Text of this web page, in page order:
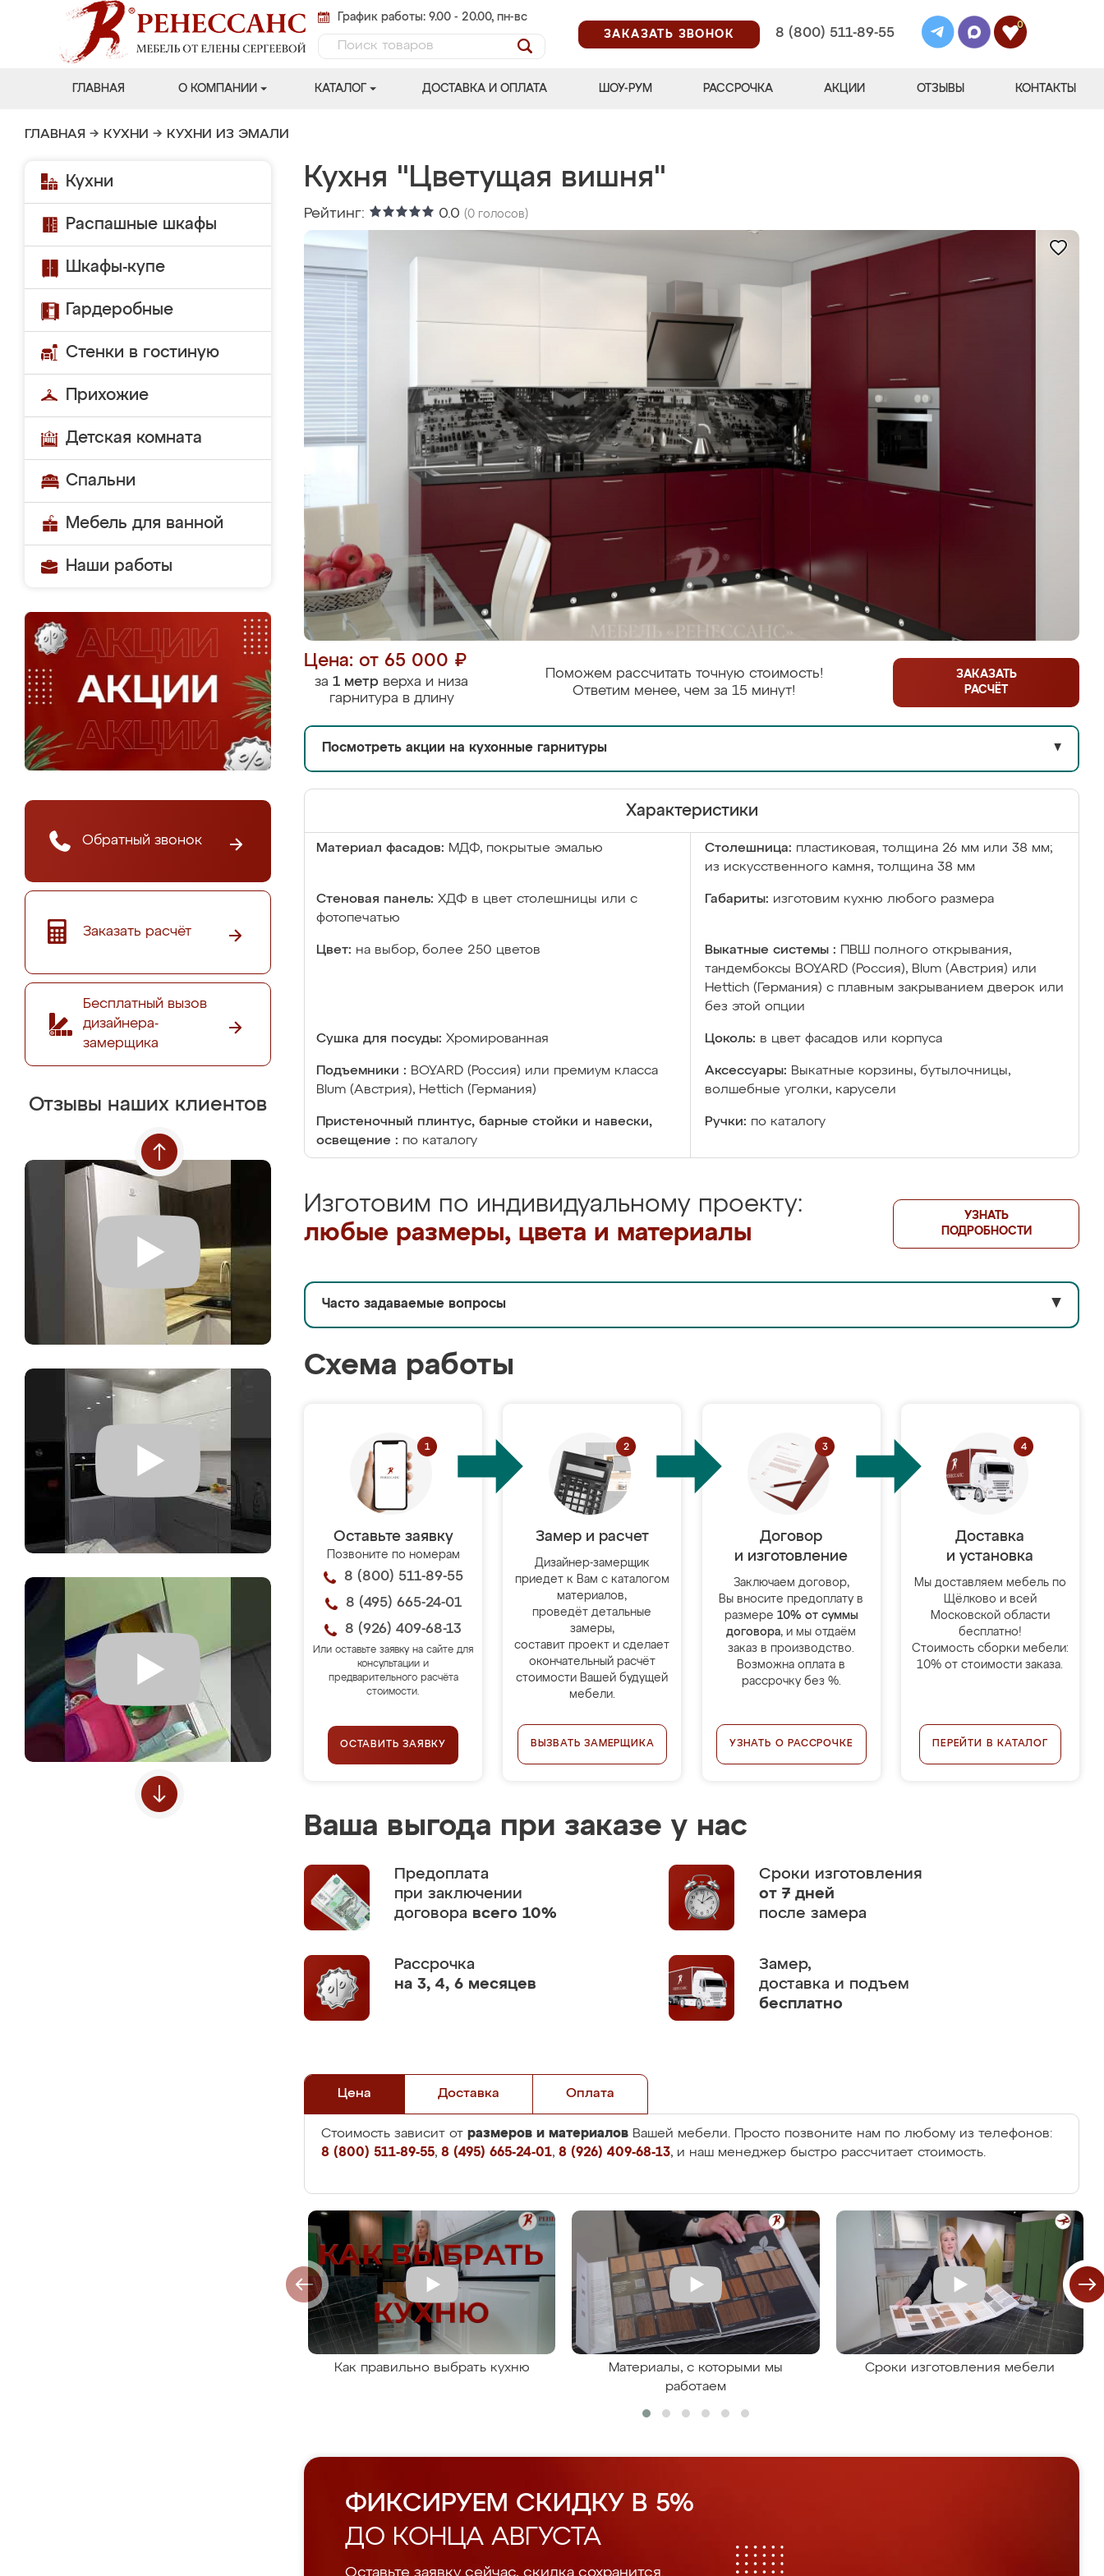
График работы: 9.00 - 20.00, пн-вс
ЗАКАЗАТЬ ЗВОНОК
8 (800) 511-89-55
0
ГЛАВНАЯ О КОМПАНИИ КАТАЛОГ ДОСТАВКА И ОПЛАТА ШОУ-РУМ РАССРОЧКА АКЦИИ ОТЗЫВЫ КОНТАКТЫ
ГЛАВНАЯ → КУХНИ → КУХНИ ИЗ ЭМАЛИ
Кухни
Распашные шкафы
Шкафы-купе
Гардеробные
Стенки в гостиную
Прихожие
Детская комната
Спальни
Мебель для ванной
Наши работы
Обратный звонок
Заказать расчёт
Бесплатный вызов
дизайнера-
замерщика
Отзывы наших клиентов
Кухня "Цветущая вишня"
Рейтинг: 0.0 (0 голосов)
Цена: от 65 000 ₽
за 1 метр верха и низа
гарнитура в длину
Поможем рассчитать точную стоимость!
Ответим менее, чем за 15 минут!
ЗАКАЗАТЬ
РАСЧЁТ
Посмотреть акции на кухонные гарнитуры ▼
Характеристики
Материал фасадов: МДФ, покрытые эмалью Столешница: пластиковая, толщина 26 мм или 38 мм;
из искусственного камня, толщина 38 мм
Стеновая панель: ХДФ в цвет столешницы или с
фотопечатью
Габариты: изготовим кухню любого размера
Цвет: на выбор, более 250 цветов Выкатные системы :
ПВШ полного открывания,
тандембоксы BOYARD (Россия), Blum (Австрия) или
Hettich (Германия) с плавным закрыванием дверок или
без этой опции
Сушка для посуды: Хромированная Цоколь: в цвет фасадов или корпуса
Подъемники : BOYARD (Россия) или премиум класса
Blum (Австрия), Hettich (Германия)
Аксессуары: Выкатные корзины, бутылочницы,
волшебные уголки, карусели
Пристеночный плинтус, барные стойки и навески,
освещение : по каталогу
Ручки: по каталогу
Изготовим по индивидуальному проекту:
любые размеры, цвета и материалы
УЗНАТЬ
ПОДРОБНОСТИ
Часто задаваемые вопросы ▼
Схема работы
Оставьте заявку
Позвоните по номерам
8 (800) 511-89-55
8 (495) 665-24-01
8 (926) 409-68-13
Или оставьте заявку на сайте для
консультации и
предварительного расчёта
стоимости.
ОСТАВИТЬ ЗАЯВКУ
Замер и расчет
Дизайнер-замерщик
приедет к Вам с каталогом
материалов,
проведёт детальные
замеры,
составит проект и сделает
окончательный расчёт
стоимости Вашей будущей
мебели.
ВЫЗВАТЬ ЗАМЕРЩИКА
Договор
и изготовление
Заключаем договор,
Вы вносите предоплату в
размере 10% от суммы
договора, и мы отдаём
заказ в производство.
Возможна оплата в
рассрочку без %.
УЗНАТЬ О РАССРОЧКЕ
Доставка
и установка
Мы доставляем мебель по
Щёлково и всей
Московской области
бесплатно!
Стоимость сборки мебели:
10% от стоимости заказа.
ПЕРЕЙТИ В КАТАЛОГ
Ваша выгода при заказе у нас
Предоплата
при заключении
договора всего 10%
Сроки изготовления
от 7 дней
после замера
Рассрочка
на 3, 4, 6 месяцев
Замер,
доставка и подъем
бесплатно
Цена Доставка Оплата
Стоимость зависит от размеров и материалов Вашей мебели. Просто позвоните нам по любому из телефонов:
8 (800) 511-89-55, 8 (495) 665-24-01, 8 (926) 409-68-13, и наш менеджер быстро рассчитает стоимость.
Как правильно выбрать кухню
Материалы, с которыми мы
работаем
Сроки изготовления мебели
ФИКСИРУЕМ СКИДКУ В 5%
ДО КОНЦА АВГУСТА
Оставьте заявку сейчас, скидка сохранится.